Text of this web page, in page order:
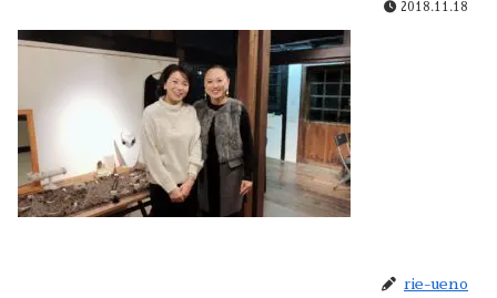
2018.11.18
rie-ueno